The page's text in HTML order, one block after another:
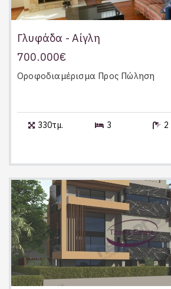
Γλυφάδα - Αίγλη
700.000€
Οροφοδιαμέρισμα Προς Πώληση
330τμ. 3 2